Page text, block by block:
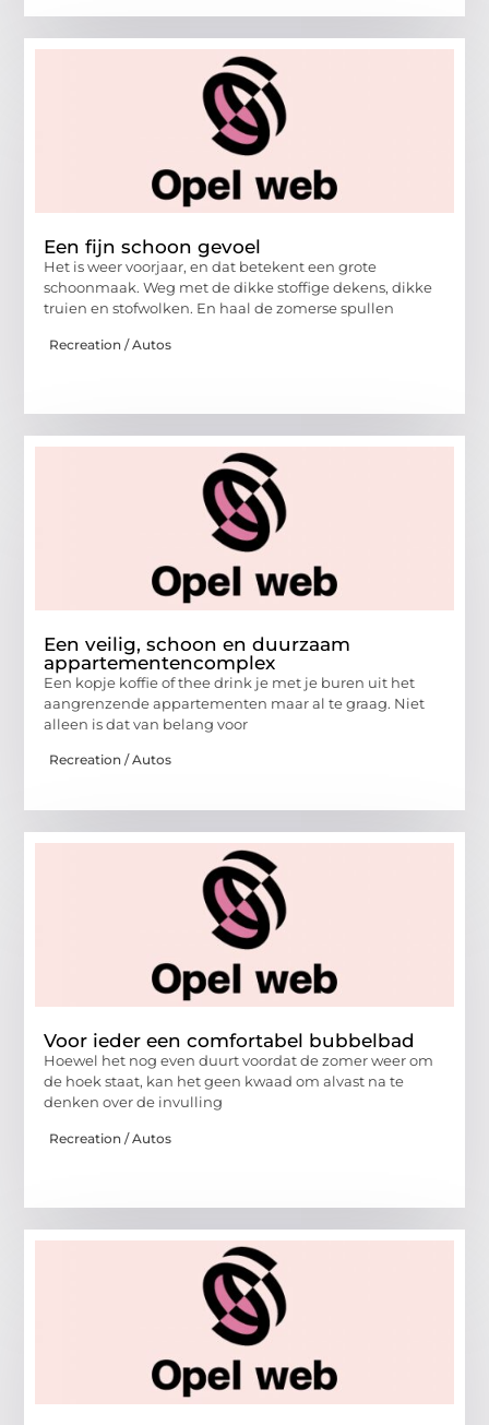
Een fijn schoon gevoel
Het is weer voorjaar, en dat betekent een grote
schoonmaak. Weg met de dikke stoffige dekens, dikke
truien en stofwolken. En haal de zomerse spullen
Recreation / Autos
Een veilig, schoon en duurzaam
appartementencomplex
Een kopje koffie of thee drink je met je buren uit het
aangrenzende appartementen maar al te graag. Niet
alleen is dat van belang voor
Recreation / Autos
Voor ieder een comfortabel bubbelbad
Hoewel het nog even duurt voordat de zomer weer om
de hoek staat, kan het geen kwaad om alvast na te
denken over de invulling
Recreation / Autos